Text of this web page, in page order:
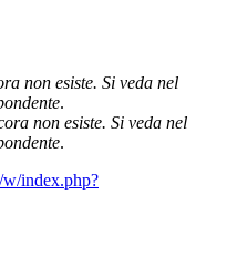
non esiste. Si veda nel
.
non esiste. Si veda nel
.
w/index.php?